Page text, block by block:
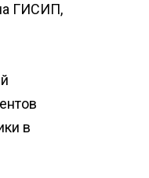
ГИСИП,
в